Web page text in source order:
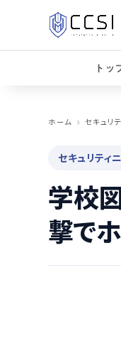
トッ
ホーム
セキュリ
セキュリティ
学校
撃で